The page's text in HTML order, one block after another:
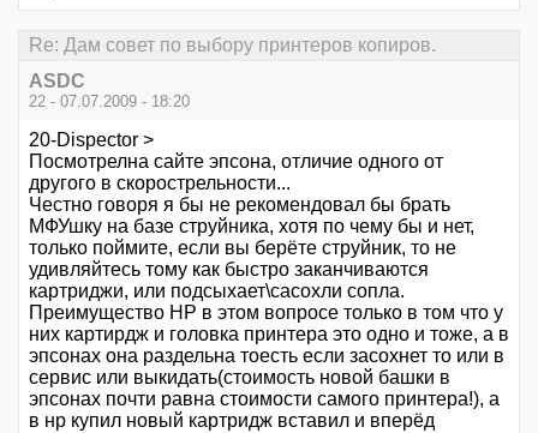
Re: Дам совет по выбору принтеров копиров.
ASDC
22 - 07.07.2009 - 18:20
20-Dispector >
Посмотрелна сайте эпсона, отличие одного от
другого в скорострельности...
Честно говоря я бы не рекомендовал бы брать
МФУшку на базе струйника, хотя по чему бы и нет,
только поймите, если вы берёте струйник, то не
удивляйтесь тому как быстро заканчиваются
картриджи, или подсыхает\сасохли сопла.
Преимущество НР в этом вопросе только в том что у
них картирдж и головка принтера это одно и тоже, а в
эпсонах она раздельна тоесть если засохнет то или в
сервис или выкидать(стоимость новой башки в
эпсонах почти равна стоимости самого принтера!), а
в нр купил новый картридж вставил и вперёд